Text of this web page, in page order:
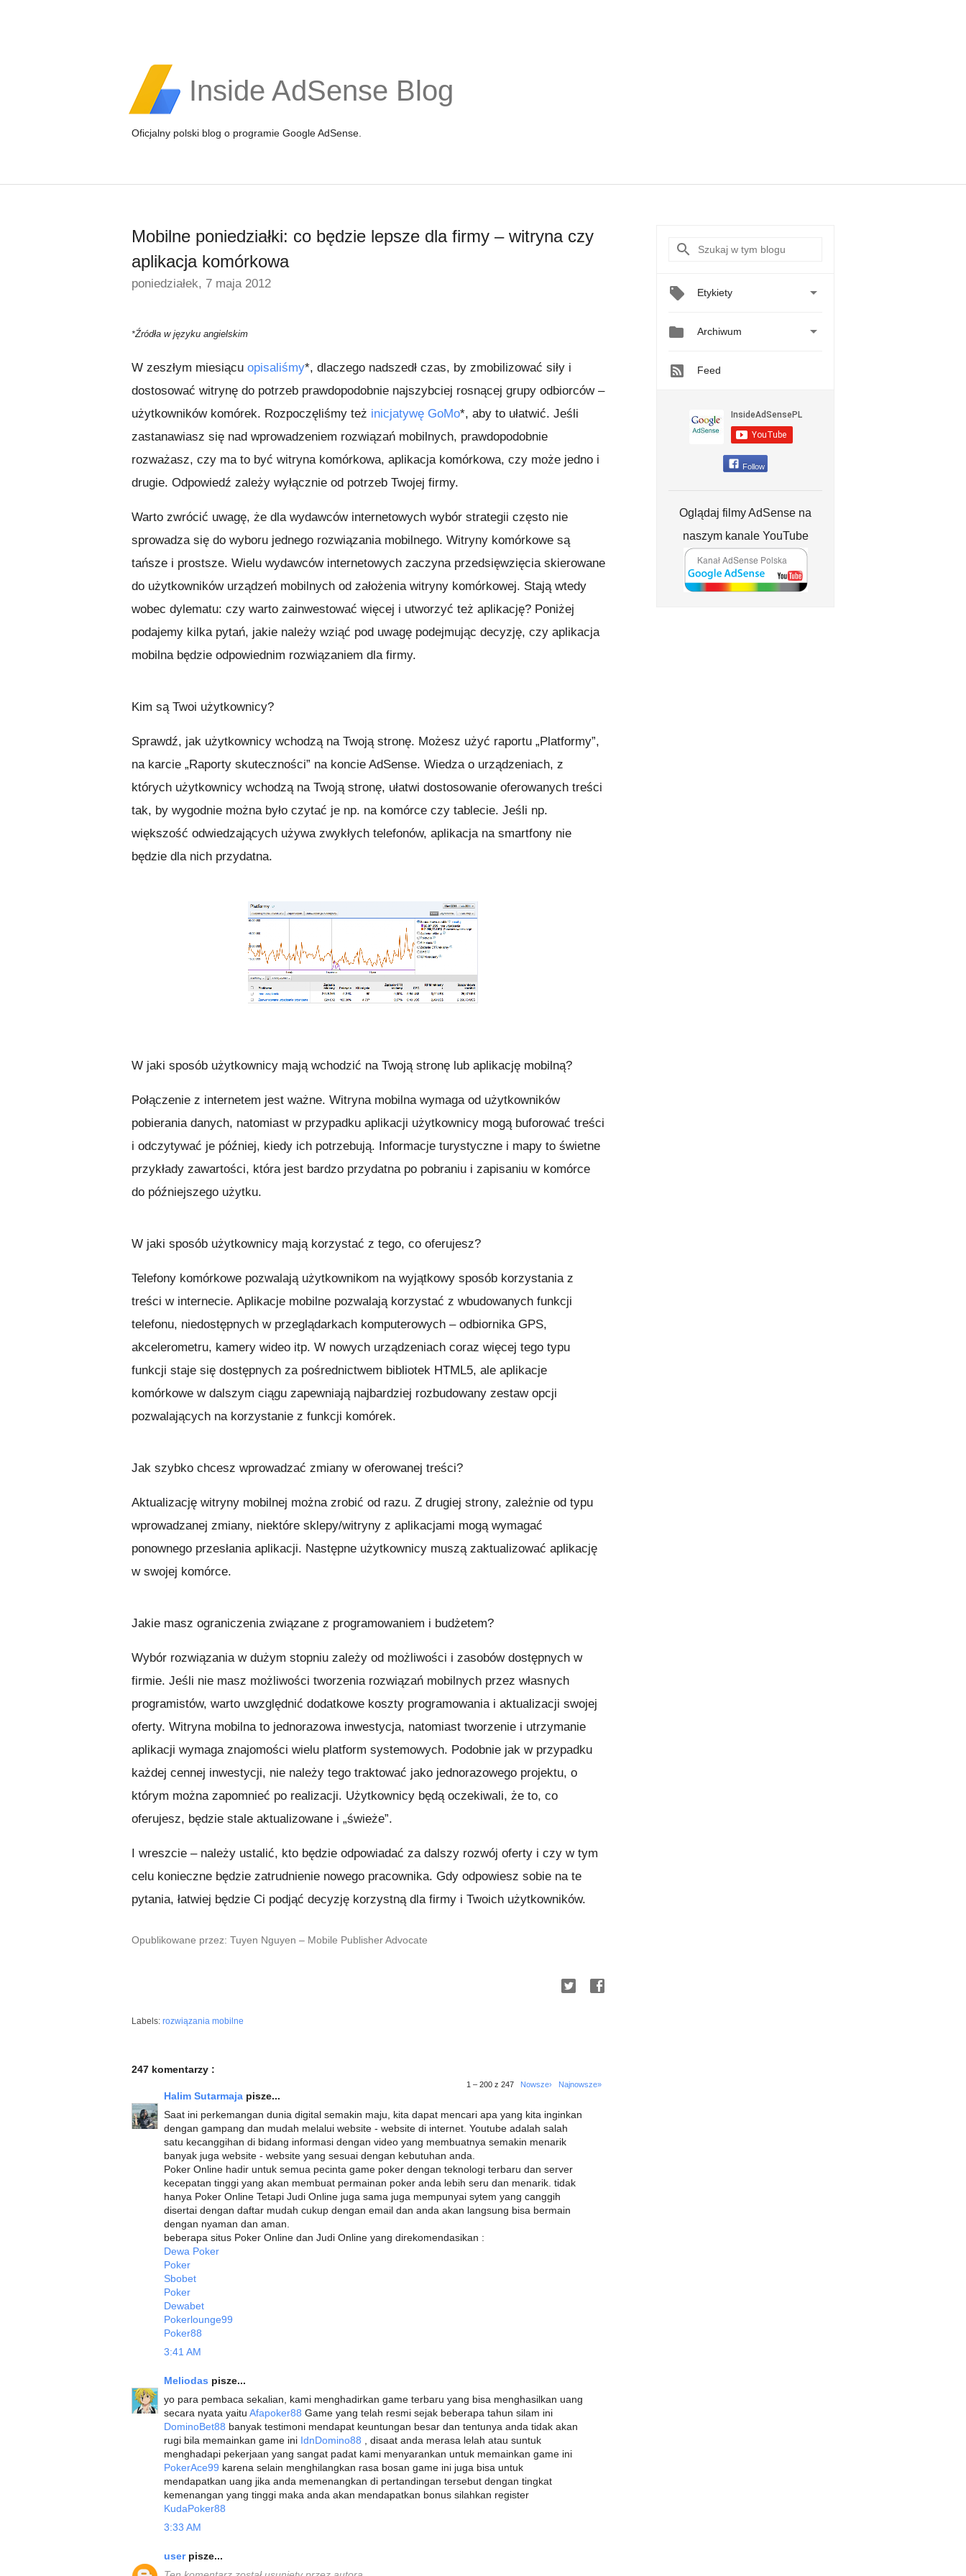
Inside AdSense Blog
Oficjalny polski blog o programie Google AdSense.
Mobilne poniedziałki: co będzie lepsze dla firmy – witryna czy
aplikacja komórkowa
poniedziałek, 7 maja 2012
*Źródła w języku angielskim
W zeszłym miesiącu opisaliśmy*, dlaczego nadszedł czas, by zmobilizować siły i
dostosować witrynę do potrzeb prawdopodobnie najszybciej rosnącej grupy odbiorców –
użytkowników komórek. Rozpoczęliśmy też inicjatywę GoMo*, aby to ułatwić. Jeśli
zastanawiasz się nad wprowadzeniem rozwiązań mobilnych, prawdopodobnie
rozważasz, czy ma to być witryna komórkowa, aplikacja komórkowa, czy może jedno i
drugie. Odpowiedź zależy wyłącznie od potrzeb Twojej firmy.
Warto zwrócić uwagę, że dla wydawców internetowych wybór strategii często nie
sprowadza się do wyboru jednego rozwiązania mobilnego. Witryny komórkowe są
tańsze i prostsze. Wielu wydawców internetowych zaczyna przedsięwzięcia skierowane
do użytkowników urządzeń mobilnych od założenia witryny komórkowej. Stają wtedy
wobec dylematu: czy warto zainwestować więcej i utworzyć też aplikację? Poniżej
podajemy kilka pytań, jakie należy wziąć pod uwagę podejmując decyzję, czy aplikacja
mobilna będzie odpowiednim rozwiązaniem dla firmy.
Kim są Twoi użytkownicy?
Sprawdź, jak użytkownicy wchodzą na Twoją stronę. Możesz użyć raportu „Platformy”,
na karcie „Raporty skuteczności” na koncie AdSense. Wiedza o urządzeniach, z
których użytkownicy wchodzą na Twoją stronę, ułatwi dostosowanie oferowanych treści
tak, by wygodnie można było czytać je np. na komórce czy tablecie. Jeśli np.
większość odwiedzających używa zwykłych telefonów, aplikacja na smartfony nie
będzie dla nich przydatna.
W jaki sposób użytkownicy mają wchodzić na Twoją stronę lub aplikację mobilną?
Połączenie z internetem jest ważne. Witryna mobilna wymaga od użytkowników
pobierania danych, natomiast w przypadku aplikacji użytkownicy mogą buforować treści
i odczytywać je później, kiedy ich potrzebują. Informacje turystyczne i mapy to świetne
przykłady zawartości, która jest bardzo przydatna po pobraniu i zapisaniu w komórce
do późniejszego użytku.
W jaki sposób użytkownicy mają korzystać z tego, co oferujesz?
Telefony komórkowe pozwalają użytkownikom na wyjątkowy sposób korzystania z
treści w internecie. Aplikacje mobilne pozwalają korzystać z wbudowanych funkcji
telefonu, niedostępnych w przeglądarkach komputerowych – odbiornika GPS,
akcelerometru, kamery wideo itp. W nowych urządzeniach coraz więcej tego typu
funkcji staje się dostępnych za pośrednictwem bibliotek HTML5, ale aplikacje
komórkowe w dalszym ciągu zapewniają najbardziej rozbudowany zestaw opcji
pozwalających na korzystanie z funkcji komórek.
Jak szybko chcesz wprowadzać zmiany w oferowanej treści?
Aktualizację witryny mobilnej można zrobić od razu. Z drugiej strony, zależnie od typu
wprowadzanej zmiany, niektóre sklepy/witryny z aplikacjami mogą wymagać
ponownego przesłania aplikacji. Następne użytkownicy muszą zaktualizować aplikację
w swojej komórce.
Jakie masz ograniczenia związane z programowaniem i budżetem?
Wybór rozwiązania w dużym stopniu zależy od możliwości i zasobów dostępnych w
firmie. Jeśli nie masz możliwości tworzenia rozwiązań mobilnych przez własnych
programistów, warto uwzględnić dodatkowe koszty programowania i aktualizacji swojej
oferty. Witryna mobilna to jednorazowa inwestycja, natomiast tworzenie i utrzymanie
aplikacji wymaga znajomości wielu platform systemowych. Podobnie jak w przypadku
każdej cennej inwestycji, nie należy tego traktować jako jednorazowego projektu, o
którym można zapomnieć po realizacji. Użytkownicy będą oczekiwali, że to, co
oferujesz, będzie stale aktualizowane i „świeże”.
I wreszcie – należy ustalić, kto będzie odpowiadać za dalszy rozwój oferty i czy w tym
celu konieczne będzie zatrudnienie nowego pracownika. Gdy odpowiesz sobie na te
pytania, łatwiej będzie Ci podjąć decyzję korzystną dla firmy i Twoich użytkowników.
Opublikowane przez: Tuyen Nguyen – Mobile Publisher Advocate
Labels: rozwiązania mobilne
247 komentarzy :
1 – 200 z 247 Nowsze› Najnowsze»
Halim Sutarmaja pisze...
Saat ini perkemangan dunia digital semakin maju, kita dapat mencari apa yang kita inginkan
dengan gampang dan mudah melalui website - website di internet. Youtube adalah salah
satu kecanggihan di bidang informasi dengan video yang membuatnya semakin menarik
banyak juga website - website yang sesuai dengan kebutuhan anda.
Poker Online hadir untuk semua pecinta game poker dengan teknologi terbaru dan server
kecepatan tinggi yang akan membuat permainan poker anda lebih seru dan menarik. tidak
hanya Poker Online Tetapi Judi Online juga sama juga mempunyai sytem yang canggih
disertai dengan daftar mudah cukup dengan email dan anda akan langsung bisa bermain
dengan nyaman dan aman.
beberapa situs Poker Online dan Judi Online yang direkomendasikan :
Dewa Poker
Poker
Sbobet
Poker
Dewabet
Pokerlounge99
Poker88
3:41 AM
Meliodas pisze...
yo para pembaca sekalian, kami menghadirkan game terbaru yang bisa menghasilkan uang
secara nyata yaitu Afapoker88 Game yang telah resmi sejak beberapa tahun silam ini
DominoBet88 banyak testimoni mendapat keuntungan besar dan tentunya anda tidak akan
rugi bila memainkan game ini IdnDomino88 , disaat anda merasa lelah atau suntuk
menghadapi pekerjaan yang sangat padat kami menyarankan untuk memainkan game ini
PokerAce99 karena selain menghilangkan rasa bosan game ini juga bisa untuk
mendapatkan uang jika anda memenangkan di pertandingan tersebut dengan tingkat
kemenangan yang tinggi maka anda akan mendapatkan bonus silahkan register
KudaPoker88
3:33 AM
user pisze...
Etykiety 
 Archiwum 
Feed
Follow
Oglądaj filmy AdSense na
naszym kanale YouTube